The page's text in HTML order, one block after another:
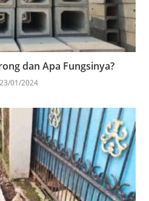
dan Apa Fungsinya?
23/01/2024